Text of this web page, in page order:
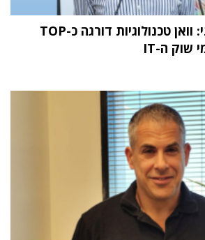
מחקר STKI השנתי: וואן טכנולוגיות דורגה כ-TOP